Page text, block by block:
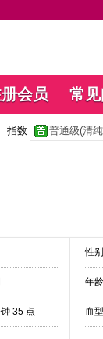
会员 常
指数 普通级(清
35 点
性
年
血